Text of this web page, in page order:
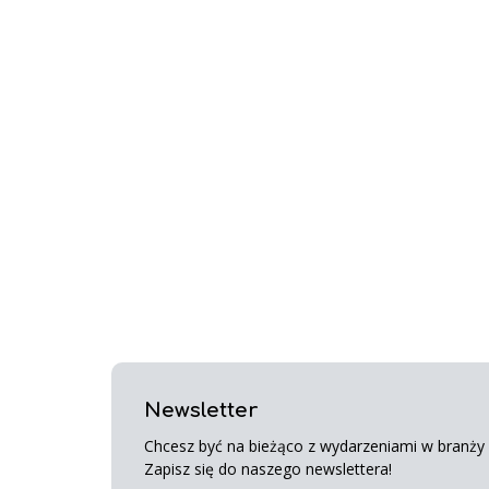
Newsletter
Chcesz być na bieżąco z wydarzeniami w
Zapisz się do naszego newslettera!